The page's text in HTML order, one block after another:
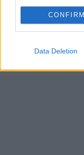
CONFIRM
Data Deletion